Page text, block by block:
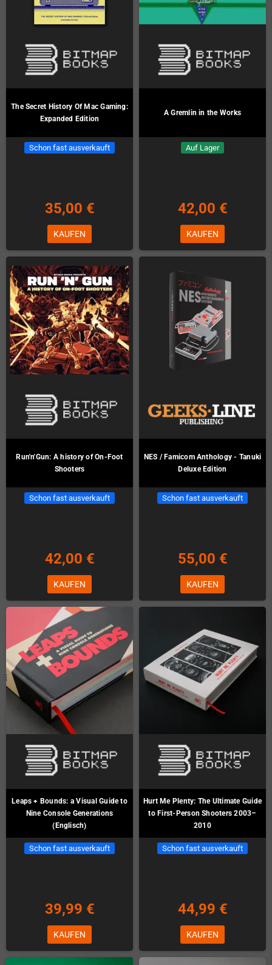
The Secret History Of Mac Gaming:
Expanded Edition
Schon fast ausverkauft
35,00 €
KAUFEN
A Gremlin in the Works
Auf Lager
42,00 €
KAUFEN
Run'n'Gun: A history of On-Foot
Shooters
Schon fast ausverkauft
42,00 €
KAUFEN
NES / Famicom Anthology - Tanuki
Deluxe Edition
Schon fast ausverkauft
55,00 €
KAUFEN
Leaps + Bounds: a Visual Guide to
Nine Console Generations
(Englisch)
Schon fast ausverkauft
39,99 €
KAUFEN
Hurt Me Plenty: The Ultimate Guide
to First-Person Shooters 2003–
2010
Schon fast ausverkauft
44,99 €
KAUFEN